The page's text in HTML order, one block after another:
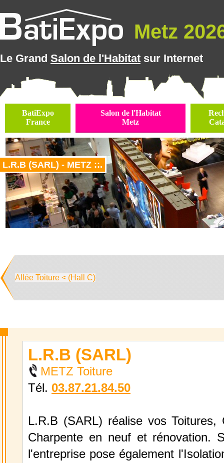
Metz
Le Grand Salon de l'Habitat sur Internet
BatiExpo
France
Salon de l'Habitat
Metz
L.R.B (SARL) - METZ ::.
Allée Toiture < (Hall C)
L.R.B (SARL)
METZ Toiture
Tél. 03.87.21.84.50
L.R.B (SARL) réalise vos Toitures,
Charpente en neuf et rénovation.
l'entreprise pose également